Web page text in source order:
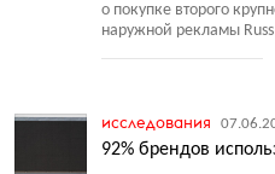
о покупке второго
наружной рекламы
исследования
92% брендов